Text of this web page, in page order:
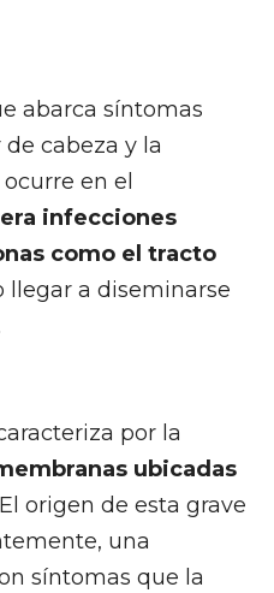
abarca síntomas
cabeza y la
en el
infecciones
como el tracto
llegar a diseminarse
por la
ubicadas
origen de esta grave
una
síntomas que la